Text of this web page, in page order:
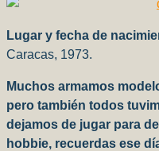
Lugar y fecha de
Caracas, 1973.
Muchos armamos
pero también todos
dejamos de jugar para
hobbie, recuerdas ese